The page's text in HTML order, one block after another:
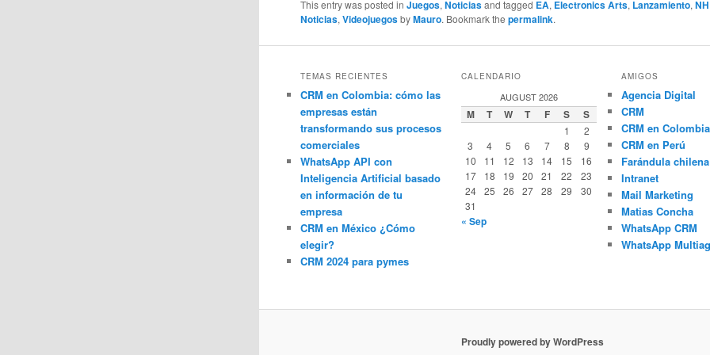
This entry was posted inJuegos,Noticiasand tagged EA, Electronics Arts, Lanzamiento,
Noticias,VideojuegosbyMauro. Bookmark thepermalink.
TEMAS RECIENTES
CRM en Colombia: cómo las
empresas están
transformando sus procesos
comerciales
WhatsApp API con
Inteligencia Artificial basado
en información de tu
empresa
CRM en México ¿Cómo
elegir?
CRM 2024 para pymes
CALENDARIO
AUGUST 2026
M T W T F S S
1
2
3
4 5 6 7 8
9
10
11 12 13 14 15
16
17
18 19 20 21 22
23
24
25 26 27 28 29
30
31
« Sep
AMIGOS
Agencia Digital
CRM
CRM en Colombia
CRM en Perú
Farándula chilena
Intranet
Mail Marketing
Matias Concha
WhatsApp CRM
WhatsApp
Proudly powered by WordPress